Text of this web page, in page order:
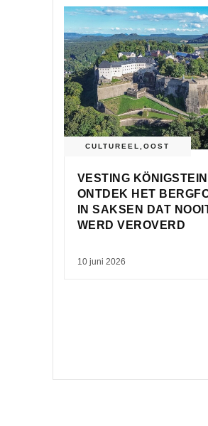
CULTUREEL OOST
VESTING
ONTDEK HET
IN SAKSEN DAT
WERD VEROVERD
10 juni 2026